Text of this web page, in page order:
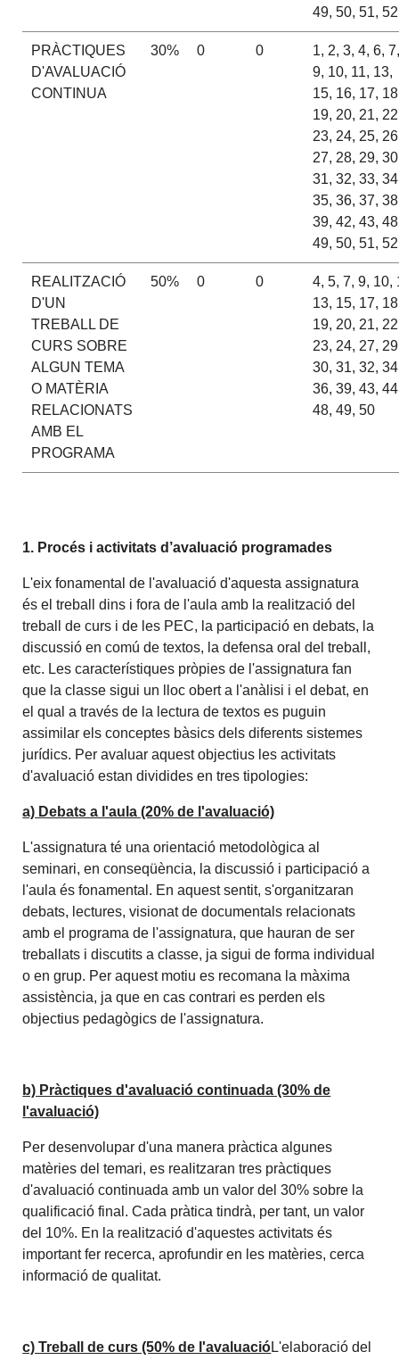
49, 50, 51, 52
PRÀCTIQUES
D'AVALUACIÓ
CONTINUA
30% 0 0
1, 2, 3, 4, 6,
9, 10, 11, 13,
15, 16, 17,
19, 20, 21,
23, 24, 25,
27, 28, 29,
31, 32, 33,
35, 36, 37,
39, 42, 43,
49, 50, 51, 52
REALITZACIÓ
D'UN
TREBALL DE
CURS SOBRE
ALGUN TEMA
O MATÈRIA
RELACIONATS
AMB EL
PROGRAMA
50% 0 0
4, 5, 7, 9, 10,
13, 15, 17,
19, 20, 21,
23, 24, 27,
30, 31, 32,
36, 39, 43,
48, 49, 50
1. Procés i activitats d’avaluació programades
L'eix fonamental de l'avaluació d'aquesta assignatura
és el treball dins i fora de l'aula amb la realització del
treball de curs i de les PEC, la participació en debats, la
discussió en comú de textos, la defensa oral del treball,
etc. Les característiques pròpies de l'assignatura fan
que la classe sigui un lloc obert a l'anàlisi i el debat, en
el qual a través de la lectura de textos es puguin
assimilar els conceptes bàsics dels diferents sistemes
jurídics. Per avaluar aquest objectius les activitats
d'avaluació estan dividides en tres tipologies:
a) Debats a l'aula (20% de l'avaluació)
L'assignatura té una orientació metodològica al
seminari, en conseqüència, la discussió i participació a
l'aula és fonamental. En aquest sentit, s'organitzaran
debats, lectures, visionat de documentals relacionats
amb el programa de l'assignatura, que hauran de ser
treballats i discutits a classe, ja sigui de forma individual
o en grup. Per aquest motiu es recomana la màxima
assistència, ja que en cas contrari es perden els
objectius pedagògics de l'assignatura.
b) Pràctiques d'avaluació continuada (30% de
l'avaluació)
Per desenvolupar d'una manera pràctica algunes
matèries del temari, es realitzaran tres pràctiques
d'avaluació continuada amb un valor del 30% sobre la
qualificació final. Cada pràtica tindrà, per tant, un valor
del 10%. En la realització d'aquestes activitats és
important fer recerca, aprofundir en les matèries, cerca
informació de qualitat.
c) Treball de curs (50% de l'avaluacióL'elaboració del